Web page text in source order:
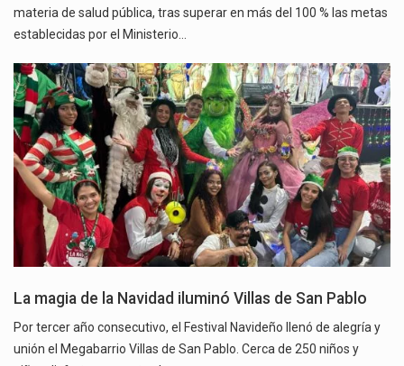
materia de salud pública, tras superar en más del 100 % las metas
establecidas por el Ministerio…
La magia de la Navidad iluminó Villas de San Pablo
Por tercer año consecutivo, el Festival Navideño llenó de alegría y
unión el Megabarrio Villas de San Pablo. Cerca de 250 niños y